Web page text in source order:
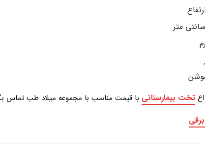
تخت بیمارستانی با قیمت مناسب با مجموعه میلاد طب تماس